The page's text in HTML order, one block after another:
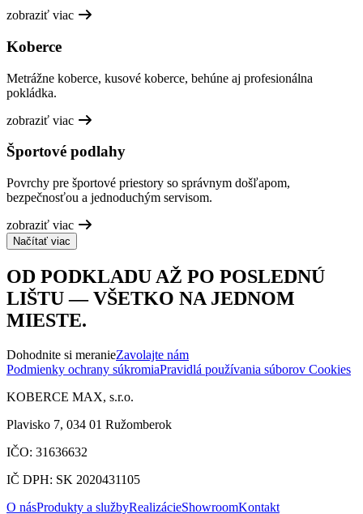
zobraziť viac
Koberce
Metrážne koberce, kusové koberce, behúne aj profesionálna
pokládka.
zobraziť viac
Športové podlahy
Povrchy pre športové priestory so správnym došľapom,
bezpečnosťou a jednoduchým servisom.
zobraziť viac
Načítať viac
OD PODKLADU AŽ PO POSLEDNÚ
LIŠTU — VŠETKO NA JEDNOM
MIESTE.
Dohodnite si meranieZavolajte nám
Podmienky ochrany súkromiaPravidlá používania súborov Cookies
KOBERCE MAX, s.r.o.
Plavisko 7, 034 01 Ružomberok
IČO: 31636632
IČ DPH: SK 2020431105
O násProdukty a službyRealizácieShowroomKontakt